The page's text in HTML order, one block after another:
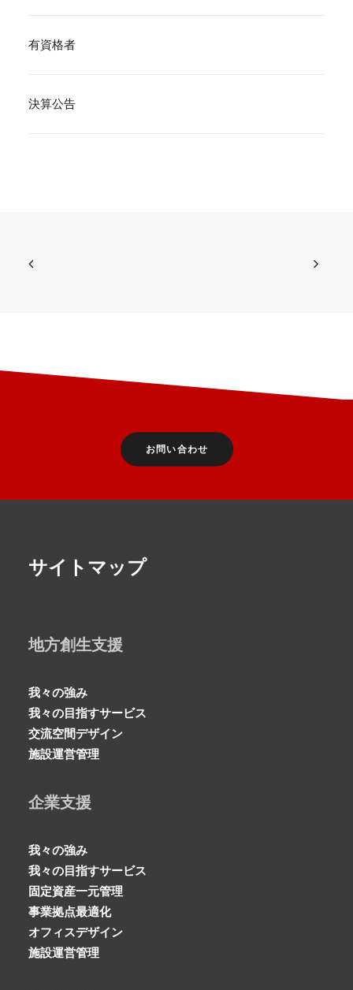
有資格者
決算公告
お問い合わせ
サイトマップ
地方創生支援
我々の強み
我々の目指すサービス
交流空間デザイン
施設運営管理
企業支援
我々の強み
我々の目指すサービス
固定資産一元管理
事業拠点最適化
オフィスデザイン
施設運営管理